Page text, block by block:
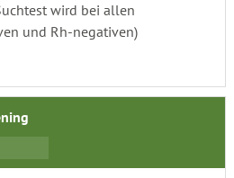
wird bei allen
und Rh-negativen)